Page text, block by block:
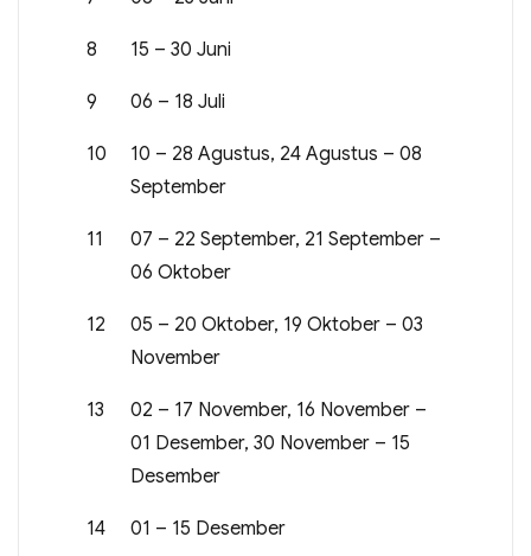
8 15 – 30 Juni
9 06 – 18 Juli
10
10 – 28 Agustus, 24 Agustus – 08
September
11
07 – 22 September, 21 September –
06 Oktober
12
05 – 20 Oktober, 19 Oktober – 03
November
13
02 – 17 November, 16 November –
01 Desember, 30 November – 15
Desember
14 01 – 15 Desember